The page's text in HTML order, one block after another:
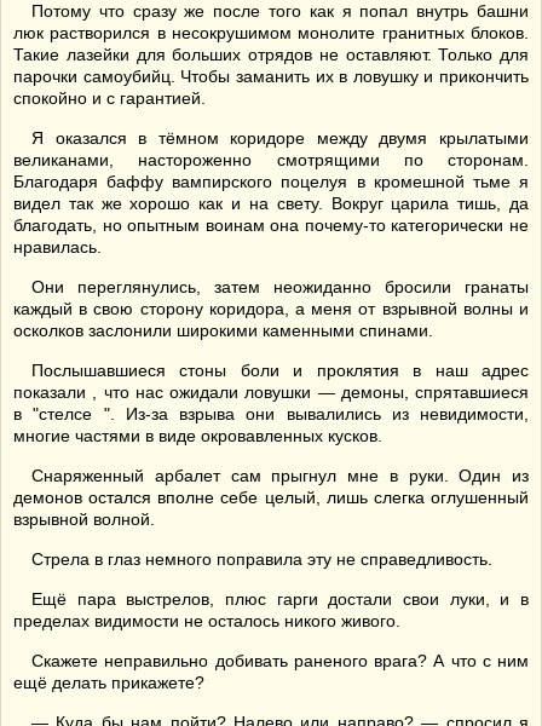
Потому что сразу же после того как я попал внутрь башни
люк растворился в несокрушимом монолите гранитных блоков.
Такие лазейки для больших отрядов не оставляют. Только для
парочки самоубийц. Чтобы заманить их в ловушку и прикончить
спокойно и с гарантией.
Я оказался в тёмном коридоре между двумя крылатыми
великанами, настороженно смотрящими по сторонам.
Благодаря баффу вампирского поцелуя в кромешной тьме я
видел так же хорошо как и на свету. Вокруг царила тишь, да
благодать, но опытным воинам она почему-то категорически не
нравилась.
Они переглянулись, затем неожиданно бросили гранаты
каждый в свою сторону коридора, а меня от взрывной волны и
осколков заслонили широкими каменными спинами.
Послышавшиеся стоны боли и проклятия в наш адрес
показали , что нас ожидали ловушки — демоны, спрятавшиеся
в "стелсе ". Из-за взрыва они вывалились из невидимости,
многие частями в виде окровавленных кусков.
Снаряженный арбалет сам прыгнул мне в руки. Один из
демонов остался вполне себе целый, лишь слегка оглушенный
взрывной волной.
Стрела в глаз немного поправила эту не справедливость.
Ещё пара выстрелов, плюс гарги достали свои луки, и в
пределах видимости не осталось никого живого.
Скажете неправильно добивать раненого врага? А что с ним
ещё делать прикажете?